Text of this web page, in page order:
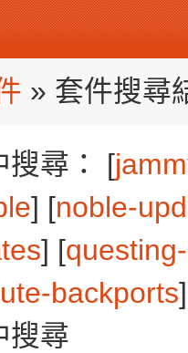
» 套件搜尋
搜尋： [
] [noble-
] [
backports
搜尋